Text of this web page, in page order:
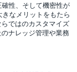
性、そして機密性が
なメリットをもたら
ではのカスタマイズ
ナレッジ管理や業務